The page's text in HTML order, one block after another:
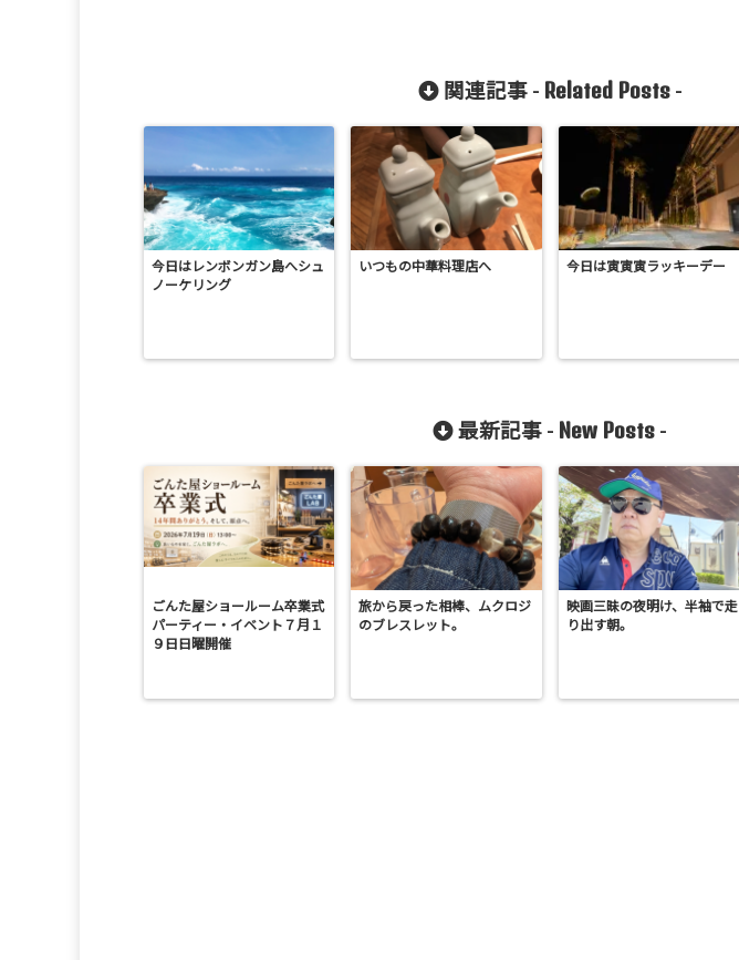
関連記事 - Related Posts-
今日はレンボンガン島へシュ
ノーケリング
いつもの中華料理店へ 今日は寅寅寅ラッキーデー
最新記事 - New Posts -
ごんた屋ショールーム卒業式
パーティー・イベント７月１
９日日曜開催
旅から戻った相棒、ムクロジ
のブレスレット。
映画三昧の夜明け、半袖で走
り出す朝。